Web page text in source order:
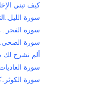
كيف تبني
سورة
سورة الفجر..
سورة الضحى..
ألم نشرح لك
سورة
سورة